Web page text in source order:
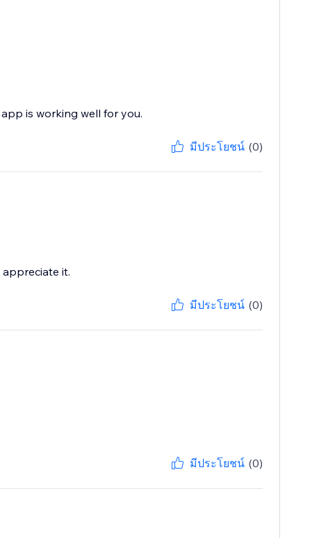
is working well for you.
มีประโยชน์ (0)
it.
มีประโยชน์ (0)
มีประโยชน์ (0)